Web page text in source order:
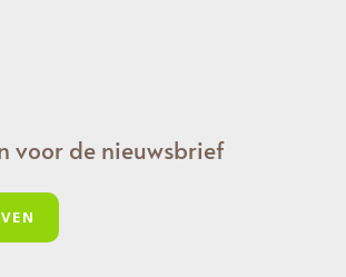
voor de nieuwsbrief